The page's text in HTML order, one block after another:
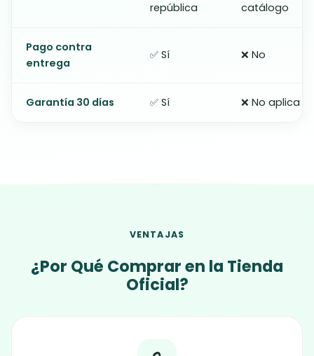
república
catálogo
Pago contra
entrega
✅ Sí ❌ No
Garantía 30 días ✅ Sí ❌ No aplica
VENTAJAS
¿Por Qué Comprar en la Tienda
Oficial?